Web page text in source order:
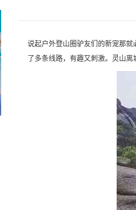
说起户外登山圈驴友们的新宠那
了多条线路，有趣又刺激。灵山